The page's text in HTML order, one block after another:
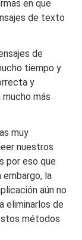
en que
de texto
de
tiempo y
y
más
muy
nuestros
por eso que
embargo, la
aún no
eliminarlos de
métodos